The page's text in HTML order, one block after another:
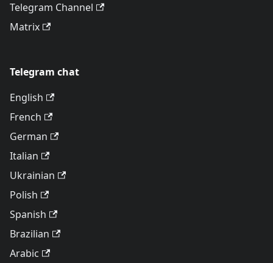
Telegram Channel
Matrix
Telegram chat
English
French
German
Italian
Ukrainian
Polish
Spanish
Brazilian
Arabic